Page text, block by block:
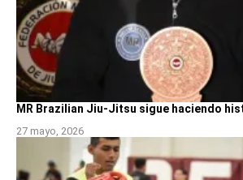
MR Brazilian Jiu-Jitsu sigue haciendo
27 mayo, 2026